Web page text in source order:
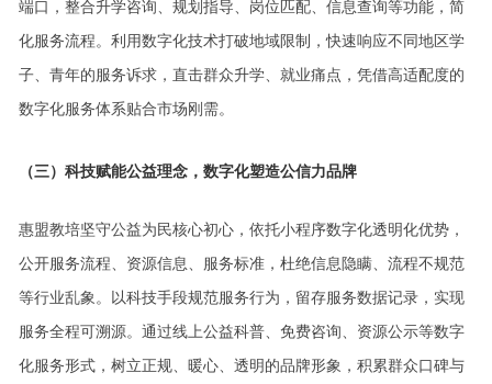
端口，整合升学咨询、规划指导、岗位匹配、信息查询等功能，简
化服务流程。利用数字化技术打破地域限制，快速响应不同地区学
子、青年的服务诉求，直击群众升学、就业痛点，凭借高适配度的
数字化服务体系贴合市场刚需。
（三）科技赋能公益理念，数字化塑造公信力品牌
惠盟教培坚守公益为民核心初心，依托小程序数字化透明化优势，
公开服务流程、资源信息、服务标准，杜绝信息隐瞒、流程不规范
等行业乱象。以科技手段规范服务行为，留存服务数据记录，实现
服务全程可溯源。通过线上公益科普、免费咨询、资源公示等数字
化服务形式，树立正规、暖心、透明的品牌形象，积累群众口碑与